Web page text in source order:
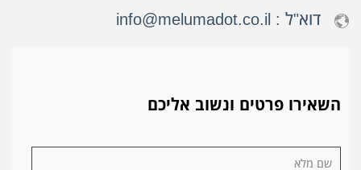
דוא"ל : info@melumadot.co.il
השאירו פרטים ונשוב אליכם